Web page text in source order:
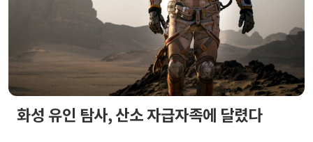
화성 유인 탐사, 산소 자급자족에 달렸다